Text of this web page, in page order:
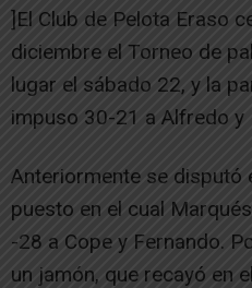
]El Club de Pelota Eraso
diciembre el Torneo de
lugar el sábado 22, y la
impuso 30-21 a Alfredo y
Anteriormente se disputó
puesto en el cual
-28 a Cope y Fernando.
un jamón, que recayó en